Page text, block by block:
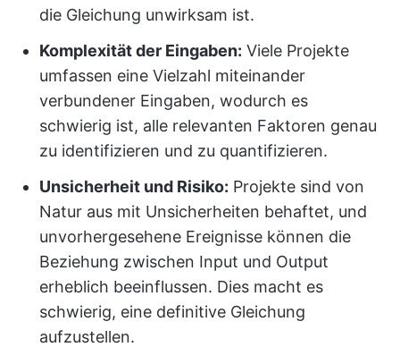
die Gleichung unwirksam ist.
Komplexität der Eingaben: Viele Projekte
umfassen eine Vielzahl miteinander
verbundener Eingaben, wodurch es
schwierig ist, alle relevanten Faktoren genau
zu identifizieren und zu quantifizieren.
Unsicherheit und Risiko: Projekte sind von
Natur aus mit Unsicherheiten behaftet, und
unvorhergesehene Ereignisse können die
Beziehung zwischen Input und Output
erheblich beeinflussen. Dies macht es
schwierig, eine definitive Gleichung
aufzustellen.